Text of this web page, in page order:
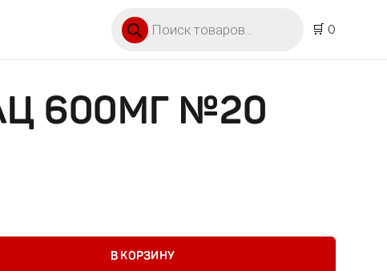
🛒 0
600МГ №20
600мг №20 пор. р-р.
В КОРЗИНУ